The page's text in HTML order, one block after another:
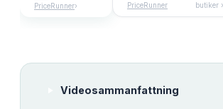
PriceRunner›
PriceRunner
butiker ›
Videosammanfattning